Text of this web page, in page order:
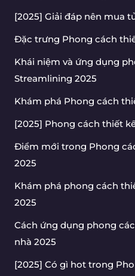
[2025] Giải đáp nên mua
Đặc trưng Phong cách
Khái niệm và ứng dụng
Streamlining 2025
Khám phá Phong cách
[2025] Phong cách thiết
Điểm mới trong Phong
2025
Khám phá phong cách
2025
Cách ứng dụng phong
nhà 2025
[2025] Có gì hot trong